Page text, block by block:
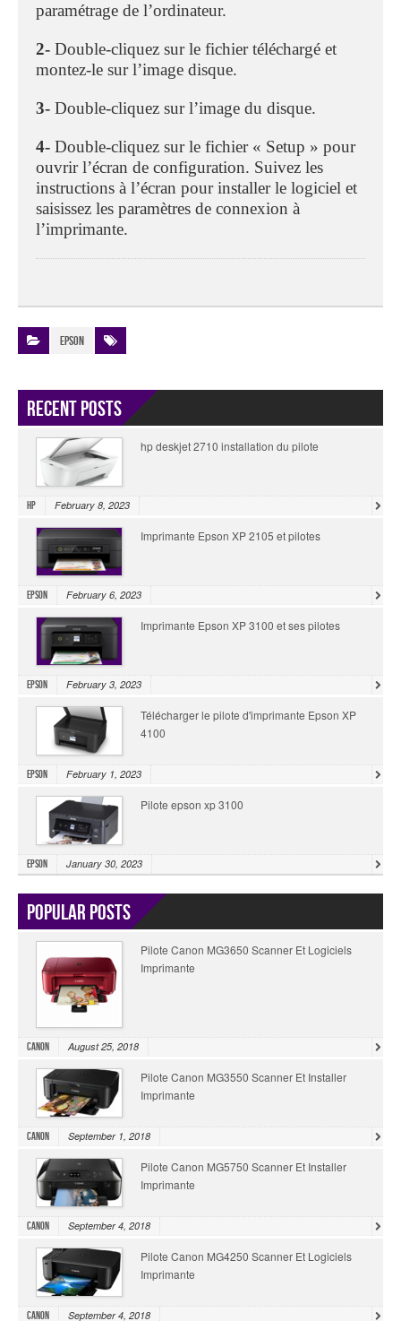
paramétrage de l’ordinateur.
2- Double-cliquez sur le fichier téléchargé et
montez-le sur l’image disque.
3- Double-cliquez sur l’image du disque.
4- Double-cliquez sur le fichier « Setup » pour
ouvrir l’écran de configuration. Suivez les
instructions à l’écran pour installer le logiciel et
saisissez les paramètres de connexion à
l’imprimante.
Epson
Recent Posts
hp deskjet 2710 installation du pilote
HP February 8, 2023
Imprimante Epson XP 2105 et pilotes
Epson February 6, 2023
Imprimante Epson XP 3100 et ses pilotes
Epson February 3, 2023
Télécharger le pilote d'imprimante Epson XP
4100
Epson February 1, 2023
Pilote epson xp 3100
Epson January 30, 2023
Popular Posts
Pilote Canon MG3650 Scanner Et Logiciels
Imprimante
Canon August 25, 2018
Pilote Canon MG3550 Scanner Et Installer
Imprimante
Canon September 1, 2018
Pilote Canon MG5750 Scanner Et Installer
Imprimante
Canon September 4, 2018
Pilote Canon MG4250 Scanner Et Logiciels
Imprimante
Canon September 4, 2018